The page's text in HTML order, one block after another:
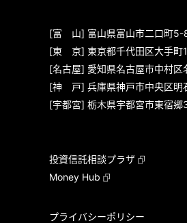
[富 山] 富山県富山市二口町5-
[東 京] 東京都千代田区大手町
[名古屋] 愛知県名古屋市中村
[神 戸] 兵庫県神戸市中央区明
[宇都宮] 栃木県宇都宮市東宿郷
投資信託相談プラザ
Money Hub
プライバシーポリシー